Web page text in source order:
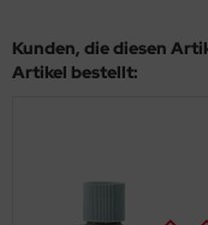
Kunden, die diesen
Artikel bestellt:
Hawk Model